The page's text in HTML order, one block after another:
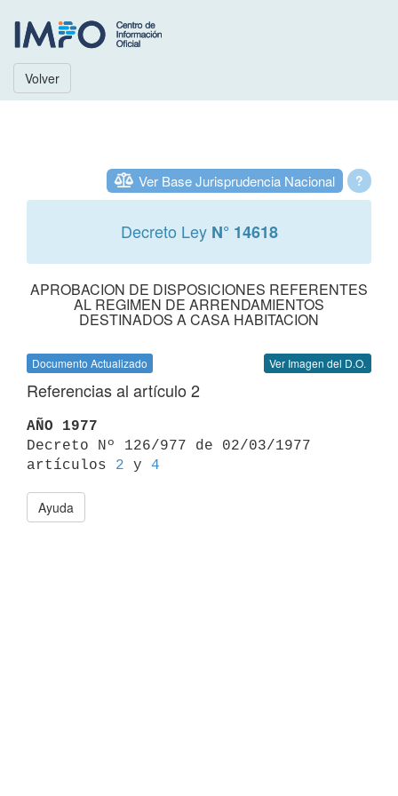
Volver
?
Ver Base Jurisprudencia Nacional
Decreto Ley N° 14618
APROBACION DE DISPOSICIONES REFERENTES
AL REGIMEN DE ARRENDAMIENTOS
DESTINADOS A CASA HABITACION
Documento Actualizado Ver Imagen del D.O.
Referencias al artículo 2
AÑO 1977
Decreto Nº 126/977 de 02/03/1977
artículos 2 y 4
Ayuda